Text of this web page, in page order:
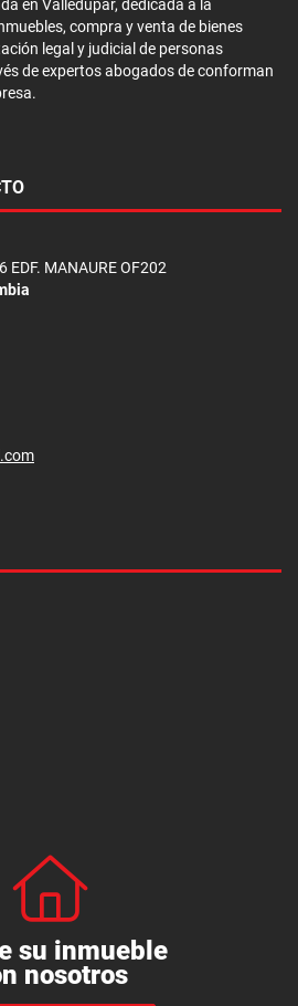
en Valledupar, dedicada a la
compra y venta de bienes
legal y judicial de personas
de expertos abogados de conforman
EDF. MANAURE OF202
su inmueble
nosotros